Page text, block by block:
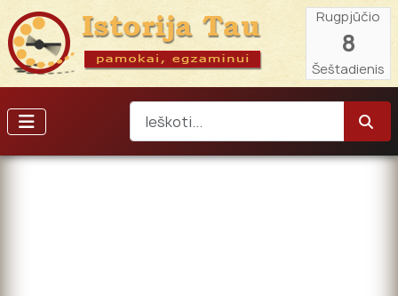
Rugpjūčio
8
Šeštadienis